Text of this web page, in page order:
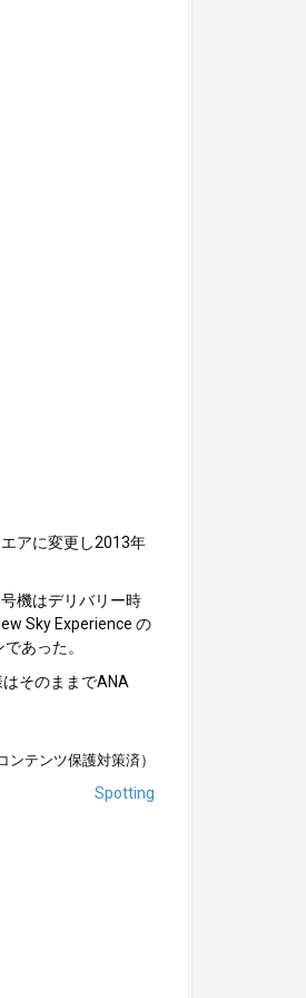
アに変更し2013年
機はデリバリー時
Sky Experience の
あった。
そのままでANA
テンツ保護対策済）
Spotting